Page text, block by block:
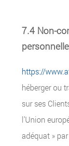
7.4 Non-
https://
héberger ou
sur ses
l’Union
adéquat »